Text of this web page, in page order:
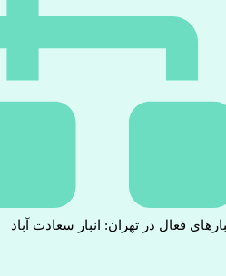
فعال در تهران: انبار سعادت آباد